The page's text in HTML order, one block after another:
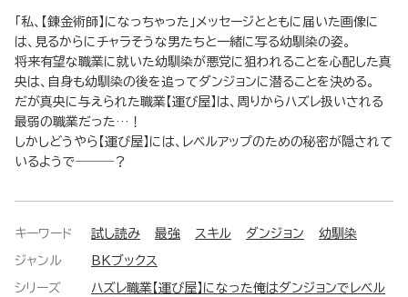
「私、【錬金術師】になっちゃった」メッセージとともに届いた画像に
は、見るからにチャラそうな男たちと一緒に写る幼馴染の姿。
将来有望な職業に就いた幼馴染が悪党に狙われることを心配した真
央は、自身も幼馴染の後を追ってダンジョンに潜ることを決める。
だが真央に与えられた職業【運び屋】は、周りからハズレ扱いされる
最弱の職業だった…！
しかしどうやら【運び屋】には、レベルアップのための秘密が隠されて
いるようで―――？
キーワード 試し読み 最強 スキル ダンジョン 幼馴染
ジャンル BKブックス
シリーズ
ハズレ職業【運び屋】になった俺はダンジョンでレベル